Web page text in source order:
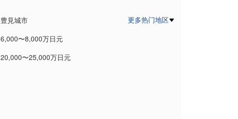
豊見城市
中頭郡読谷村
更多热门地区
6,000〜8,000万日元
20,000〜25,000万日元